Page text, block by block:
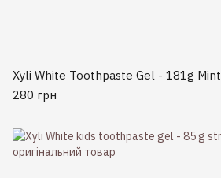
Xyli White Toothpaste Gel - 181g Mint
280 грн